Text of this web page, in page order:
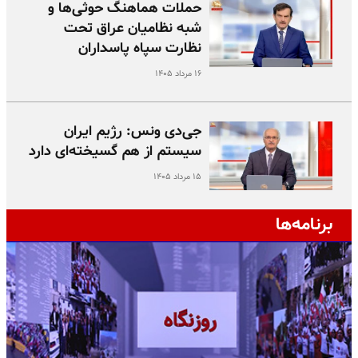
حملات هماهنگ حوثی‌ها و
شبه نظامیان عراق تحت
نظارت سپاه پاسداران
۱۶ مرداد ۱۴۰۵
جی‌دی ونس: رژیم ایران
سیستم از هم گسیخته‌ای دارد
۱۵ مرداد ۱۴۰۵
برنامه‌ها